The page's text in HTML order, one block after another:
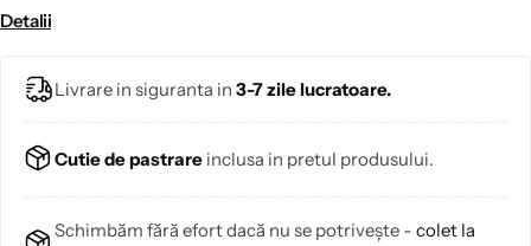
bleumarin|Pălăriile realizate la comandă în mărimile speciale 53,
Detalii
Livrare in siguranta in 3-7 zile lucratoare.
Cutie de pastrare inclusa in pretul produsului.
Schimbăm fără efort dacă nu se potrivește - colet la